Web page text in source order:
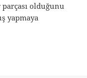
olduğunu
yapmaya